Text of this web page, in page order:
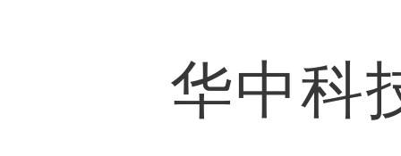
华中科技